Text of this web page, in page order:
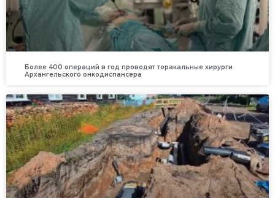
Более 400 операций в год проводят торакальные хирурги
Архангельского онкодиспансера